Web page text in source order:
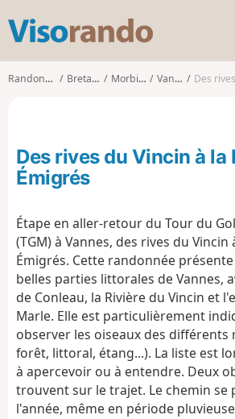
s
o
o
Randonnées Bretagne Morbihan Vannes Des rives
Des rives du Vincin à la
Émigrés
Étape en aller-retour du Tour du
(TGM) à Vannes, des rives du Vincin
Émigrés. Cette randonnée
belles parties littorales de Vannes,
de Conleau, la Rivière du Vincin et
Marle. Elle est particulièrement
observer les oiseaux des différents
forêt, littoral, étang...). La liste est
à apercevoir ou à entendre. Deux
trouvent sur le trajet. Le chemin se
l'année, même en période